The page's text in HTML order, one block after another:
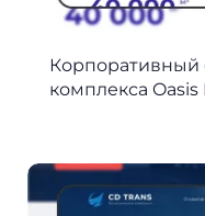
Корпоративный
комплекса